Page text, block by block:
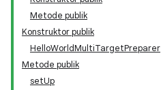
Metode publik
Konstruktor publik
HelloWorldMultiTargetPreparer
Metode publik
setUp